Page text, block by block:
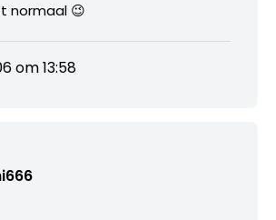
normaal 😉
om 13:58